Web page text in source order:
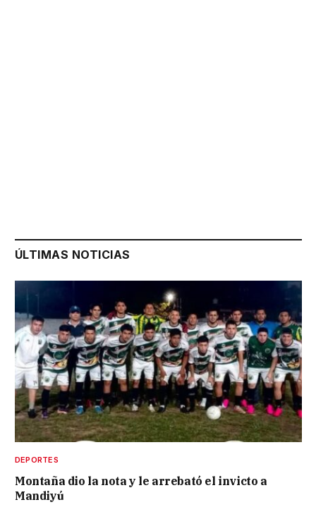
ÚLTIMAS NOTICIAS
DEPORTES
Montaña dio la nota y le arrebató el invicto a
Mandiyú